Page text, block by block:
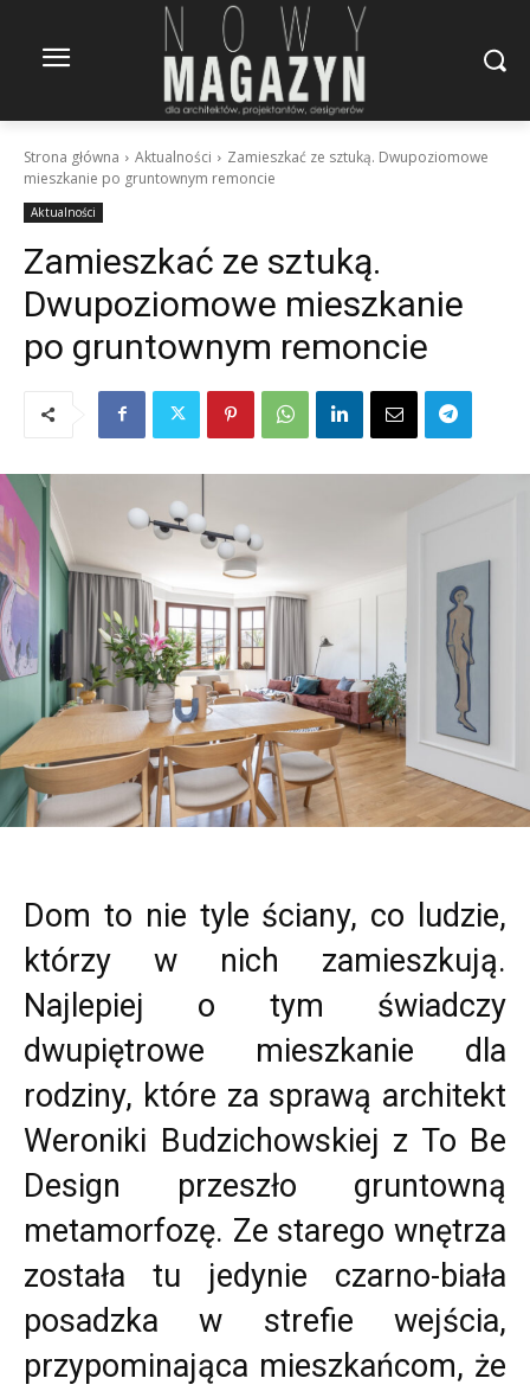
Strona główna Aktualności
Zamieszkać ze sztuką. Dwupoziomowe
mieszkanie po gruntownym remoncie
Aktualności
Zamieszkać ze sztuką.
Dwupoziomowe mieszkanie
po gruntownym remoncie
Dom to nie tyle ściany, co ludzie,
którzy w nich zamieszkują.
Najlepiej o tym świadczy
dwupiętrowe mieszkanie dla
rodziny, które za sprawą architekt
Weroniki Budzichowskiej z To Be
Design przeszło gruntowną
metamorfozę. Ze starego wnętrza
została tu jedynie czarno-biała
posadzka w strefie wejścia,
przypominająca mieszkańcom, że